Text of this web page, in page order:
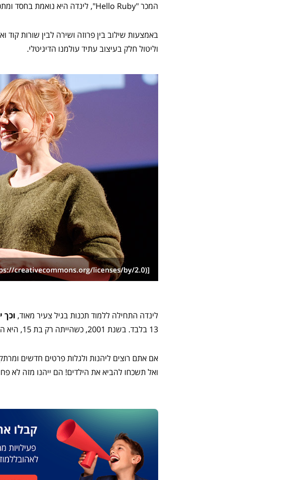
המכר "Hello Ruby", לינדה היא נואמת בחסד ומתכנתת מחוננת.
באמצעות שילוב בין פרוזה ושירה לבין שורות קוד
וליטול חלק בעיצוב עתיד עולמנו הדיגיטלי.
לינדה התחילה ללמוד תכנות בגיל צעיר מאוד, וכך
13 בלבד. בשנת 2001, כשהייתה רק בת 15, היא הקימה אתר למישהו שהיא העריצה מאוד: סגן נשיא ארה"ב לשעבר, אל גור.
ואל תשכחו להביא את הילדים! הם ייהנו מזה לא